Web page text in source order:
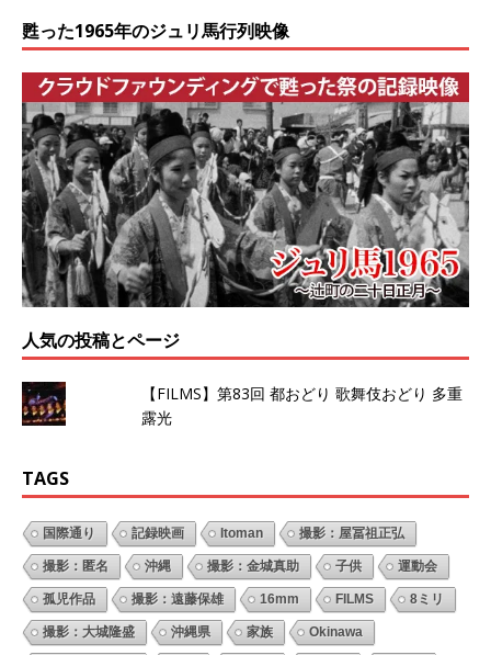
甦った1965年のジュリ馬行列映像
人気の投稿とページ
【FILMS】第83回 都おどり 歌舞伎おどり 多重
露光
TAGS
国際通り 記録映画 Itoman 撮影：屋冨祖正弘
撮影：匿名 沖縄 撮影：金城真助 子供 運動会
孤児作品 撮影：遠藤保雄 16mm FILMS 8ミリ
撮影：大城隆盛 沖縄県 家族 Okinawa